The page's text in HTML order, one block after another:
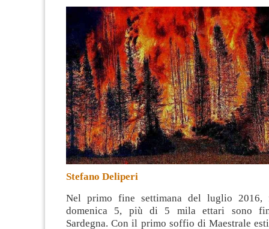
Stefano Deliperi
Nel primo fine settimana del luglio 2016,
domenica 5, più di 5 mila ettari sono
Sardegna. Con il primo soffio di Maestrale